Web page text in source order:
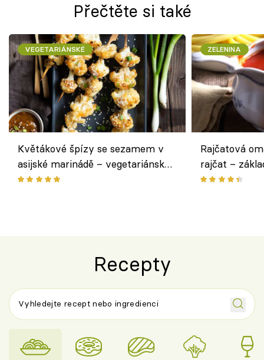
Přečtěte si také
VEGETARIÁNSKÉ
Květákové špízy se sezamem v
asijské marinádě – vegetariánská
chuťovka z grilu
ZELENINA
Rajčatová
rajčat –
Recepty